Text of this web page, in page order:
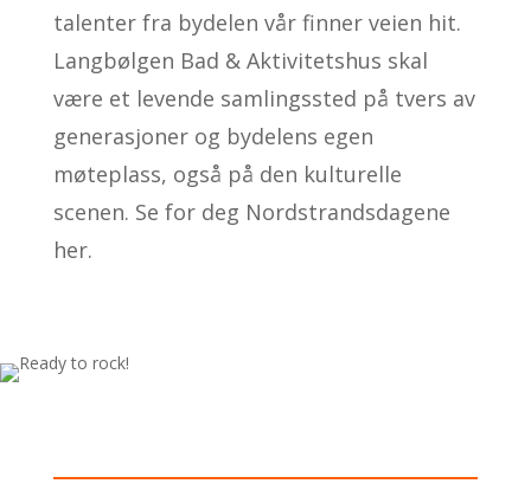
talenter fra bydelen vår finner veien hit.
Langbølgen Bad & Aktivitetshus skal
være et levende samlingssted på tvers av
generasjoner og bydelens egen
møteplass, også på den kulturelle
scenen. Se for deg Nordstrandsdagene
her.